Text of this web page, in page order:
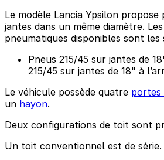
Le modèle Lancia Ypsilon propose
jantes dans un même diamètre.
pneumatiques disponibles sont les
Pneus 215/45 sur jantes de
215/45 sur jantes de 18" à
Le véhicule possède quatre portes
un hayon.
Deux configurations de toit sont
Un toit conventionnel est de série.